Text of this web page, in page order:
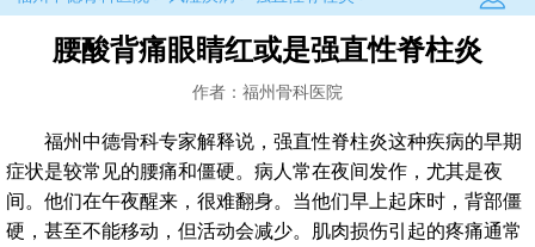
腰酸背痛眼睛红或是强直性脊柱炎
作者：福州骨科医院
福州中德骨科专家解释说，强直性脊柱炎这种疾病的早期
症状是较常见的腰痛和僵硬。病人常在夜间发作，尤其是夜
间。他们在午夜醒来，很难翻身。当他们早上起床时，背部僵
硬，甚至不能移动，但活动会减少。肌肉损伤引起的疼痛通常